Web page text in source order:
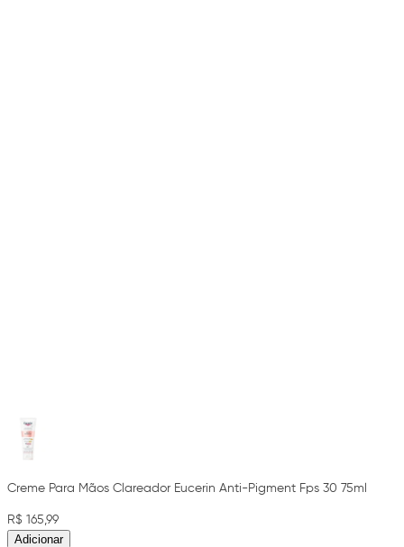
Creme Para Mãos Clareador Eucerin Anti-Pigment Fps 30 75ml
R$ 165,99
Adicionar